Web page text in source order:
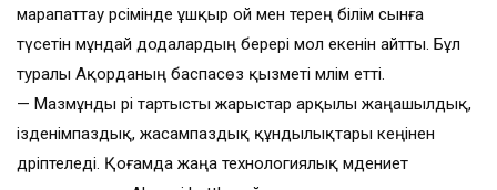
марапаттау рәсімінде ұшқыр ой мен терең білім сынға
түсетін мұндай додалардың берері мол екенін айтты. Бұл
туралы Ақорданың баспасөз қызметі мәлім етті.
— Мазмұнды әрі тартысты жарыстар арқылы жаңашылдық,
ізденімпаздық, жасампаздық құндылықтары кеңінен
дәріптеледі. Қоғамда жаңа технологиялық мәдениет